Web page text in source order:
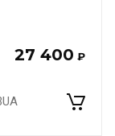
27 400 ₽